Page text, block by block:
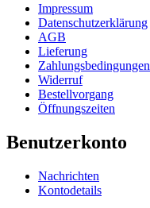
Impressum
Datenschutzerklärung
AGB
Lieferung
Zahlungsbedingungen
Widerruf
Bestellvorgang
Öffnungszeiten
Benutzerkonto
Nachrichten
Kontodetails